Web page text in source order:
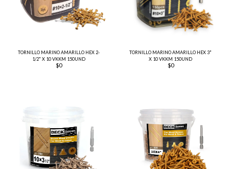
TORNILLO MARINO AMARILLO HEX 2-
1/2" X 10 VKKM 150UND
$0
TORNILLO MARINO AMARILLO HEX 3"
X 10 VKKM 150UND
$0